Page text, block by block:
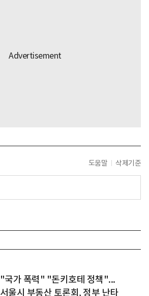
도움말 삭제기준
"국가 폭력" "돈키호테 정책"...
서울시 부동산 토론회, 정부 난타